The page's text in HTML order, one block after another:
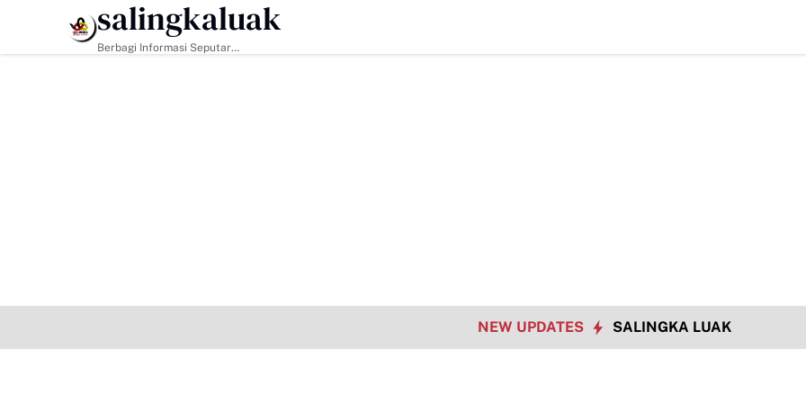
HEADLINE Data Sosial
salingkaluak
Berbagi Informasi Seputar
NEW UPDATES SALINGKA LUAK